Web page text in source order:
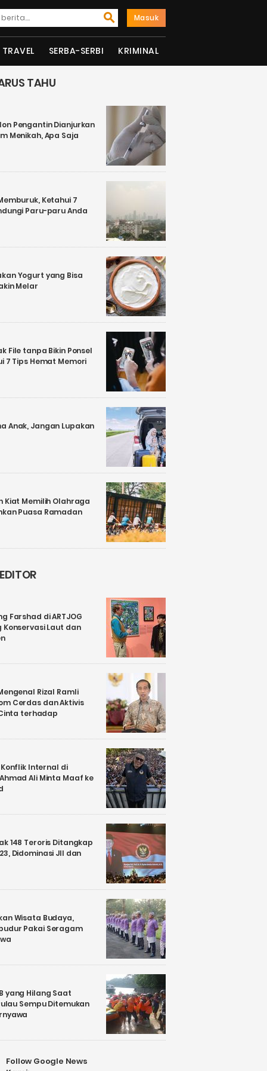
Masuk
TRAVEL SERBA-SERBI KRIMINAL
TAHU
Pengantin Dianjurkan
Menikah, Apa Saja
Ketahui 7
Paru-paru Anda
Yogurt yang Bisa
Melar
File tanpa Bikin Ponsel
7 Tips Hemat Memori
Anak, Jangan Lupakan
Kiat Memilih Olahraga
Puasa Ramadan
Farshad di ARTJOG
Konservasi Laut dan
Rizal Ramli
Cerdas dan Aktivis
terhadap
Internal di
Ali Minta Maaf ke
148 Teroris Ditangkap
Didominasi JII dan
Wisata Budaya,
Pakai Seragam
yang Hilang Saat
Sempu Ditemukan
Follow Google News